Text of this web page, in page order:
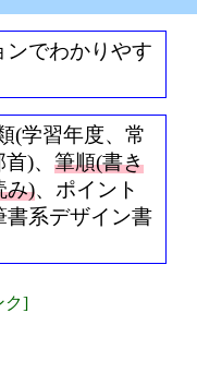
ンでわかりやす
(学習年度、常
)、 筆順(書き
み)、ポイント
書系デザイン書
ク]